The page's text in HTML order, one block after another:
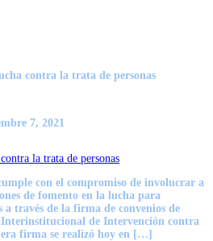
7, 2021
la trata de personas
con el compromiso de involucrar a
de fomento en la lucha para
través de la firma de convenios de
de Intervención contra
firma se realizó hoy en […]